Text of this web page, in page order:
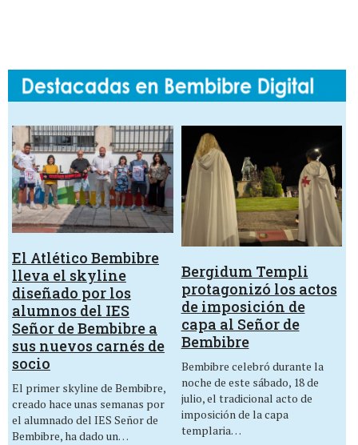
El Atlético Bembibre
lleva el skyline
diseñado por los
alumnos del IES
Señor de Bembibre a
sus nuevos carnés de
socio
El primer skyline de Bembibre,
creado hace unas semanas por
el alumnado del IES Señor de
Bembibre, ha dado un…
Bergidum Templi
protagonizó los actos
de imposición de
capa al Señor de
Bembibre
Bembibre celebró durante la
noche de este sábado, 18 de
julio, el tradicional acto de
imposición de la capa
templaria…